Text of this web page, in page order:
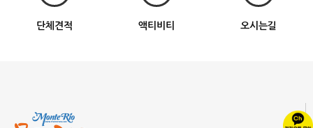
단체견적 액티비티 오시는길